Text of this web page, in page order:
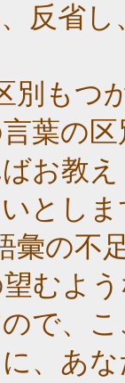
反省
別もつ
葉の
お教
とし
彙の不
むよ
で、
、あ